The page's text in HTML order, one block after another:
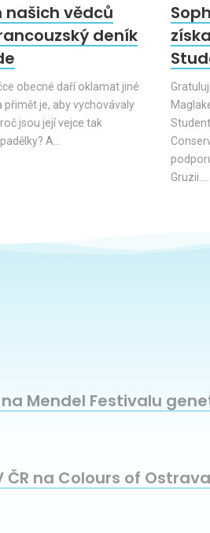
našich vědců
deník
obecné daří oklamat jiné
přimět je, aby vychovávaly
jsou její vejce tak
A…
Gruzii.…
Mendel Festivalu
na Colours of